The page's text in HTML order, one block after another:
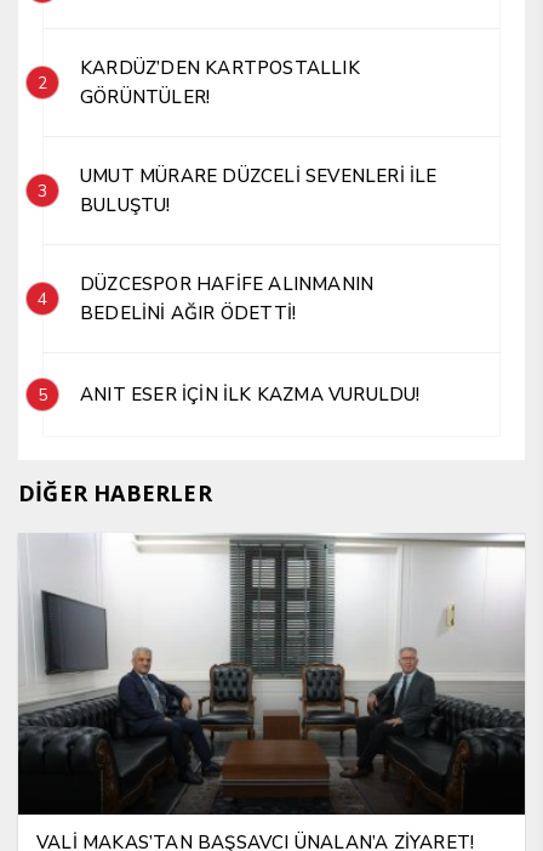
2
KARDÜZ’DEN KARTPOSTALLIK
GÖRÜNTÜLER!
3
UMUT MÜRARE DÜZCELİ SEVENLERİ İLE
BULUŞTU!
4
DÜZCESPOR HAFİFE ALINMANIN
BEDELİNİ AĞIR ÖDETTİ!
5 ANIT ESER İÇİN İLK KAZMA VURULDU!
DİĞER HABERLER
VALİ MAKAS’TAN BAŞSAVCI ÜNALAN’A ZİYARET!